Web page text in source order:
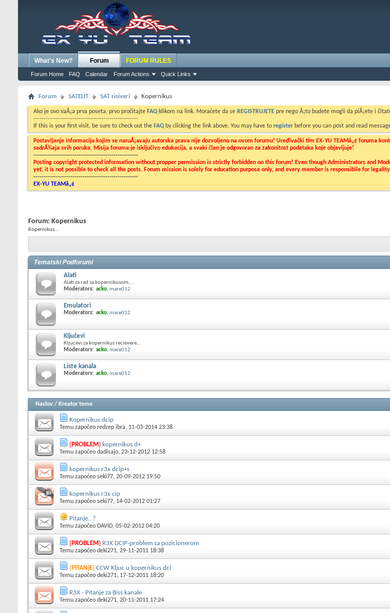
What's New? Forum
Forum Home FAQ Calendar Forum Actions Quick Links
FORUM RULES
Forum SATELIT SAT risiveri Kopernikus
Ako je ovo vaÅ¡a prva poseta, prvo pročitajte FAQ klikom na link. Moraćete da se REGISTRUJETE pre nego Å¡to budete mogli da piÅ¡ete i
---------------------------------------------------
If this is your first visit, be sure to check out the FAQ by clicking the link above. You may have to register before you can post and read
Postavljanje informacija kojim se naruÅ¡avaju autorska prava nije dozvoljeno na ovom forumu! Uređivački tim EX-YU TEAMâ„¢ foruma
sadrÅ¾aja svih poruka. Misija foruma je isključivo edukacija, a svaki član je odgovoran za zakonitost podataka koje objavljuje!
---------------------------------------------------
Posting copyright protected information without propper permission is strictly forbidden on this forum! Even though Administrators and
yet, it is not possible to check all the posts. Forum mission is solely for education purpose only, and every member is responsibile for
---------------------------------------------------
EX-YU TEAMâ„¢
Forum: Kopernikus
Kopernikus...
Tematski Podforumi
Alati
Alati za rad sa kopernikusom....
Moderators: acko, mare012
Emulatori
Moderators: acko, mare012
Ključevi
Kljucevi za kopernikus recievere...
Moderators: acko, mare012
Liste kanala
Moderators: acko, mare012
Naslov / Kreator teme
Kopernikus dcip
Temu započeo redzep ibra, 11-03-2014 23:38
[PROBLEM] kopernikus d+
Temu započeo dadisajo, 23-12-2012 12:58
kopernikus r3x dcip+s
Temu započeo seki77, 20-09-2012 19:50
kopernikus r3x cip
Temu započeo seki77, 14-02-2012 01:27
Pitanje.. ?
Temu započeo DAVID, 05-02-2012 04:20
[PROBLEM] R3X DCIP-problem sa pozicionerom
Temu započeo deki271, 29-11-2011 18:38
[PITANjE] CCW Kljuc u kopernikus dci
Temu započeo deki271, 17-12-2011 18:20
R3X - Pitanje za Biss kanale
Temu započeo deki271, 20-11-2011 17:24